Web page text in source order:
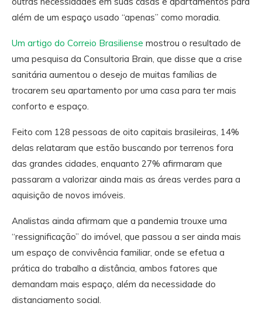
além de um espaço usado “apenas” como moradia.
Um artigo do Correio Brasiliense mostrou o resultado de
uma pesquisa da Consultoria Brain, que disse que a crise
sanitária aumentou o desejo de muitas famílias de
trocarem seu apartamento por uma casa para ter mais
conforto e espaço.
Feito com 128 pessoas de oito capitais brasileiras, 14%
delas relataram que estão buscando por terrenos fora
das grandes cidades, enquanto 27% afirmaram que
passaram a valorizar ainda mais as áreas verdes para a
aquisição de novos imóveis.
Analistas ainda afirmam que a pandemia trouxe uma
“ressignificação” do imóvel, que passou a ser ainda mais
um espaço de convivência familiar, onde se efetua a
prática do trabalho a distância, ambos fatores que
demandam mais espaço, além da necessidade do
distanciamento social.